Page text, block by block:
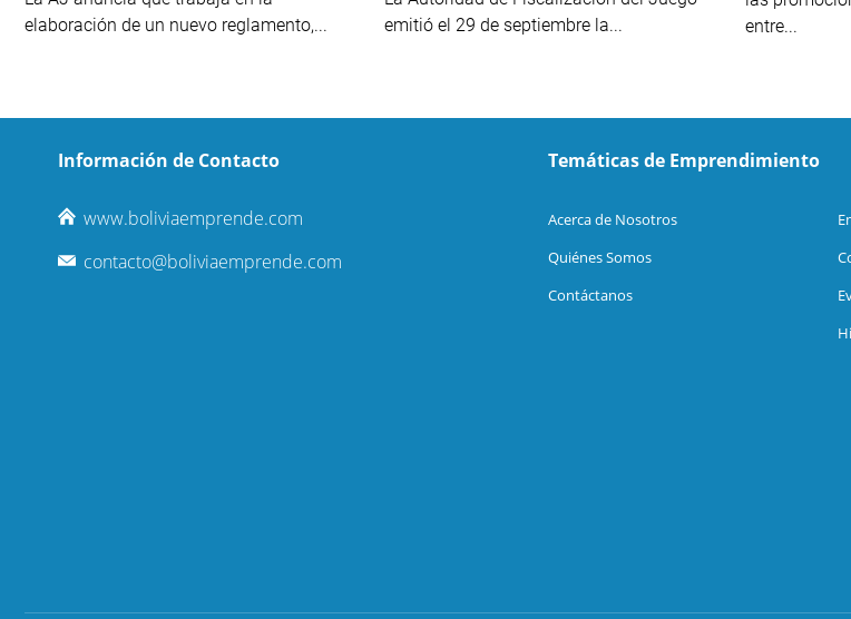
elaboración de un nuevo reglamento,...
emitió el 29 de septiembre la...
entre...
Información de Contacto
www.boliviaemprende.com
contacto@boliviaemprende.com
Temáticas de Emprendimiento
Acerca de Nosotros
Quiénes Somos
Contáctanos